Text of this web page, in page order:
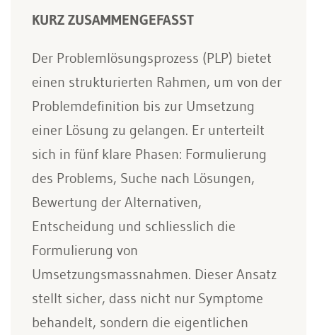
KURZ ZUSAMMENGEFASST
Der Problemlösungsprozess (PLP) bietet
einen strukturierten Rahmen, um von der
Problemdefinition bis zur Umsetzung
einer Lösung zu gelangen. Er unterteilt
sich in fünf klare Phasen: Formulierung
des Problems, Suche nach Lösungen,
Bewertung der Alternativen,
Entscheidung und schliesslich die
Formulierung von
Umsetzungsmassnahmen. Dieser Ansatz
stellt sicher, dass nicht nur Symptome
behandelt, sondern die eigentlichen